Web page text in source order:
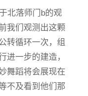
北落师门b的观
我们观测出这颗
转循环一次，组
进一步的建造，
舞蹈将会展现在
不及看到他们那